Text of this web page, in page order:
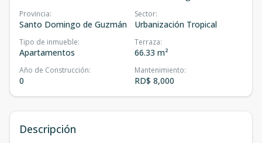
Provincia:
Santo Domingo de Guzmán
Sector:
Urbanización Tropical
Tipo de inmueble:
Apartamentos
Terraza:
66.33 m²
Año de Construcción:
0
Mantenimiento:
RD$ 8,000
Descripción